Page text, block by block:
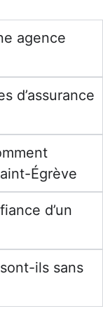
agence
d’assurance
Égrève
d’un
ils sans